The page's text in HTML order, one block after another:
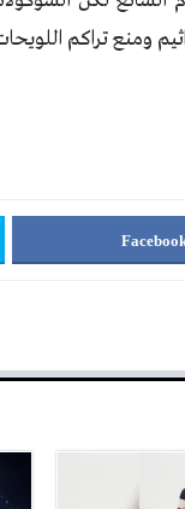
ومنع تراكم